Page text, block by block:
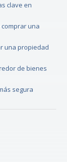
clave en
una
una propiedad
de bienes
segura